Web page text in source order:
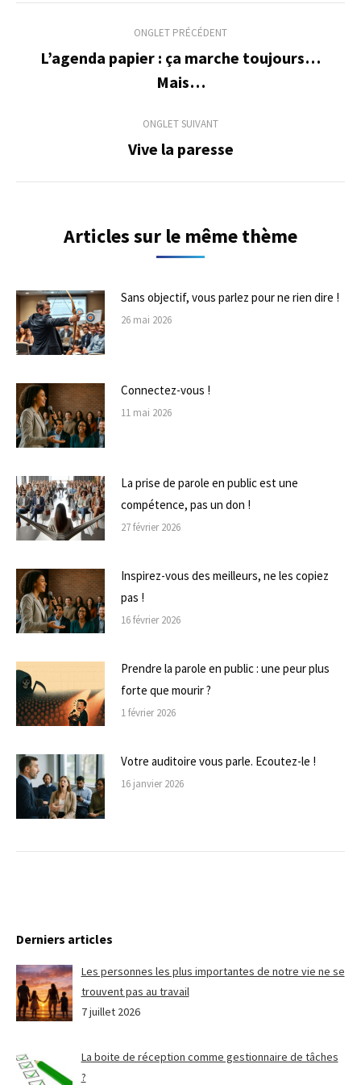
de
commentaire
ONGLET PRÉCÉDENT
Onglet
précédent
L’agenda papier : ça marche toujours…
Mais…
ONGLET SUIVANT
Onglet
Vive la paresse
Articles sur le même thème
Sans objectif, vous parlez pour ne rien dire !
26 mai 2026
Connectez-vous !
11 mai 2026
La prise de parole en public est une
compétence, pas un don !
27 février 2026
Inspirez-vous des meilleurs, ne les copiez
pas !
16 février 2026
Prendre la parole en public : une peur plus
forte que mourir ?
1 février 2026
Votre auditoire vous parle. Ecoutez-le !
16 janvier 2026
Derniers articles
Les personnes les plus importantes de notre vie ne se
trouvent pas au travail
7 juillet 2026
La boite de réception comme gestionnaire de tâches
?